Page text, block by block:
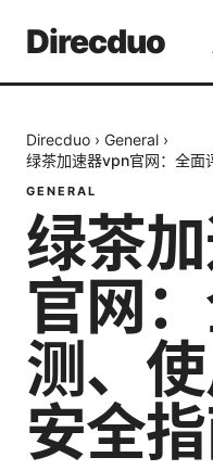
Direcduo
Direcduo › General ›
绿茶加速器vpn官网：全面
GENERAL
绿茶
官网
测、
安全